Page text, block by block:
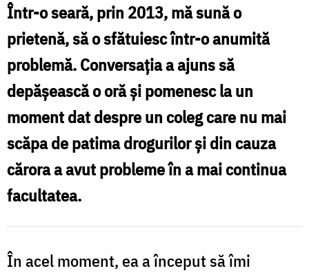
ajutat
să
se
lase
de
patima
drogurilor,
să
facultatea
Într-o seară, prin 2013, mă sună o
prietenă, să o sfătuiesc într-o anumită
problemă. Conversația a ajuns să
depășească o oră și pomenesc la un
moment dat despre un coleg care nu mai
scăpa de patima drogurilor și din cauza
cărora a avut probleme în a mai continua
facultatea.
În acel moment, ea a început să îmi